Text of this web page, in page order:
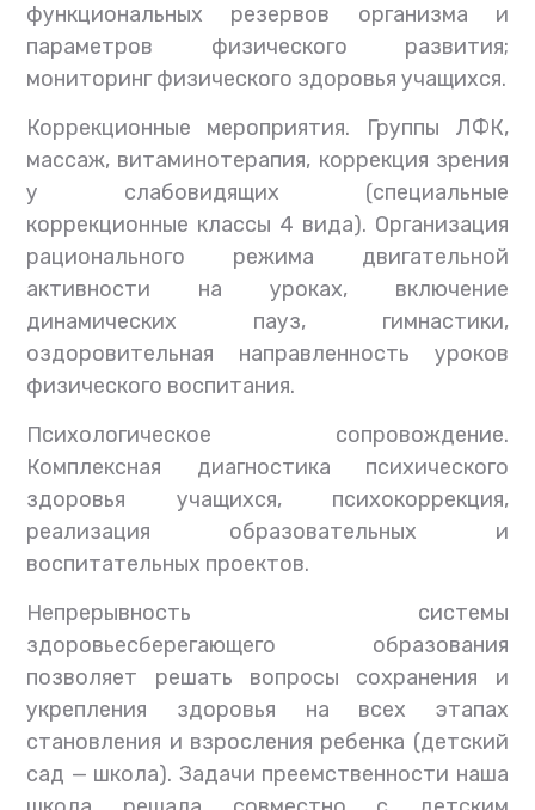
функциональных резервов организма и
параметров физического развития;
мониторинг физического здоровья учащихся.
Коррекционные мероприятия. Группы ЛФК,
массаж, витаминотерапия, коррекция зрения
у слабовидящих (специальные
коррекционные классы 4 вида). Организация
рационального режима двигательной
активности на уроках, включение
динамических пауз, гимнастики,
оздоровительная направленность уроков
физического воспитания.
Психологическое сопровождение.
Комплексная диагностика психического
здоровья учащихся, психокоррекция,
реализация образовательных и
воспитательных проектов.
Непрерывность системы
здоровьесберегающего образования
позволяет решать вопросы сохранения и
укрепления здоровья на всех этапах
становления и взросления ребенка (детский
сад — школа). Задачи преемственности наша